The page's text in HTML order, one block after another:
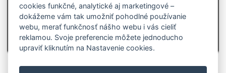
cookies funkčné, analytické aj marketingové –
dokážeme vám tak umožniť pohodlné používanie
webu, merať funkčnosť nášho webu i vás cieliť
reklamou. Svoje preferencie môžete jednoducho
upraviť kliknutím na Nastavenie cookies.